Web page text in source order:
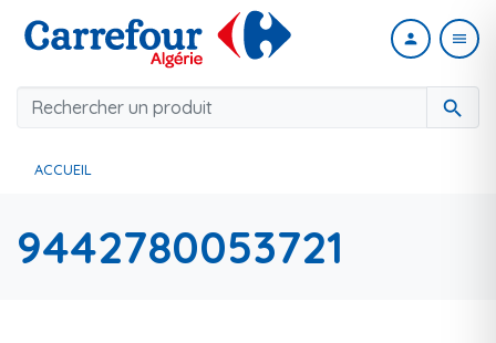
search
person menu
ACCUEIL
9442780053721